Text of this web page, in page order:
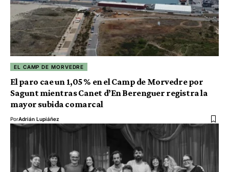
EL CAMP DE MORVEDRE
El paro cae un 1,05 % en el Camp de Morvedre por
Sagunt mientras Canet d’En Berenguer registra la
mayor subida comarcal
PorAdrián Lupiáñez